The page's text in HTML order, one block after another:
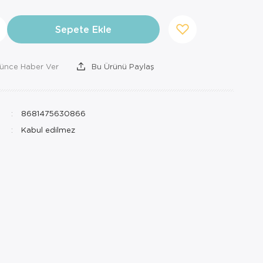
Sepete Ekle
Haber Ver Bu Ürünü Paylaş
8681475630866